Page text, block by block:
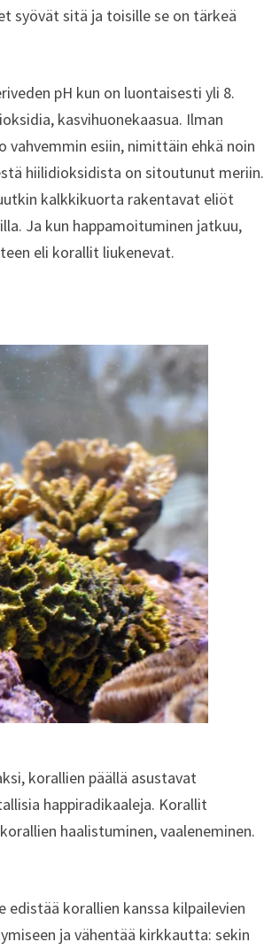
syövät sitä ja toisille se on tärkeä
pH kun on luontaisesti yli 8.
kasvihuonekaasua. Ilman
esiin, nimittäin ehkä noin
hiilidioksidista on sitoutunut meriin.
kalkkikuorta rakentavat eliöt
Ja kun happamoituminen jatkuu,
eli korallit liukenevat.
korallien päällä asustavat
happiradikaaleja. Korallit
haalistuminen, vaaleneminen.
edistää korallien kanssa kilpailevien
ja vähentää kirkkautta: sekin